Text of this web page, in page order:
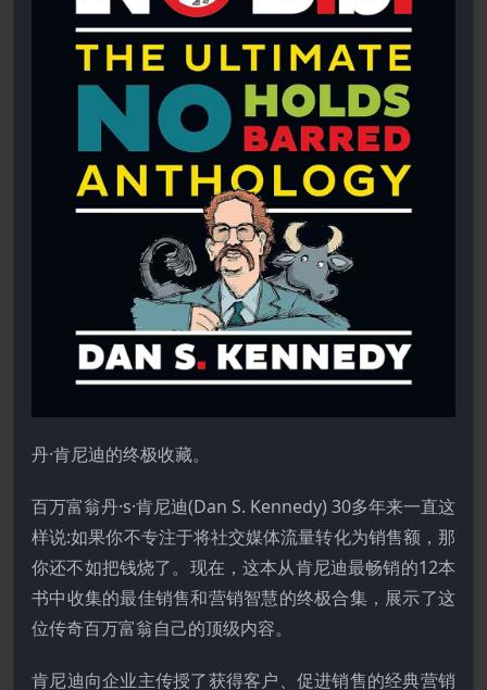
丹·肯尼迪的终极收藏。
百万富翁丹·s·肯尼迪(Dan S. Kennedy) 30多年来一直这
样说:如果你不专注于将社交媒体流量转化为销售额，那
你还不如把钱烧了。现在，这本从肯尼迪最畅销的12本
书中收集的最佳销售和营销智慧的终极合集，展示了这
位传奇百万富翁自己的顶级内容。
肯尼迪向企业主传授了获得客户、促进销售的经典营销